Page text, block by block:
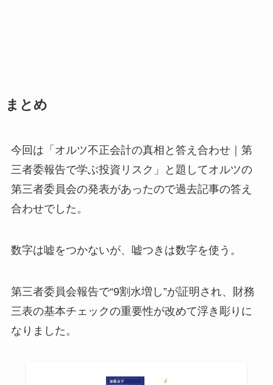
まとめ
今回は「オルツ不正会計の真相と答え合わせ｜第
三者委報告で学ぶ投資リスク」と題してオルツの
第三者委員会の発表があったので過去記事の答え
合わせでした。
数字は嘘をつかないが、嘘つきは数字を使う。
第三者委員会報告で“9割水増し”が証明され、財務
三表の基本チェックの重要性が改めて浮き彫りに
なりました。